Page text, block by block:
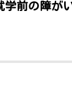
学前の障が